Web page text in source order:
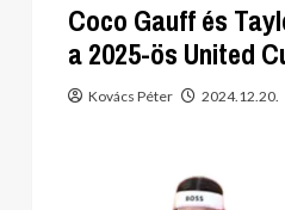
Coco Gauff és
a 2025-ös United
Kovács Péter 2024.12.20.